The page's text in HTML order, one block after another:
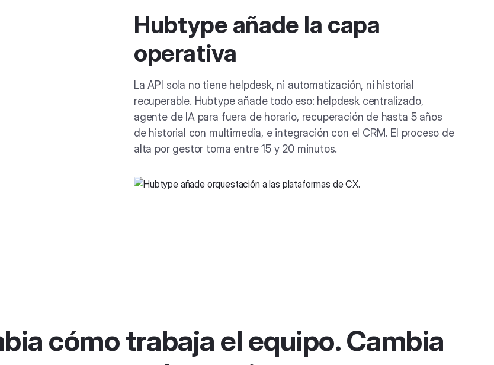
Hubtype añade la capa
operativa
La API sola no tiene helpdesk, ni automatización, ni historial
recuperable. Hubtype añade todo eso: helpdesk centralizado,
agente de IA para fuera de horario, recuperación de hasta 5 años
de historial con multimedia, e integración con el CRM. El proceso de
alta por gestor toma entre 15 y 20 minutos.
cómo trabaja el equipo.Cambia